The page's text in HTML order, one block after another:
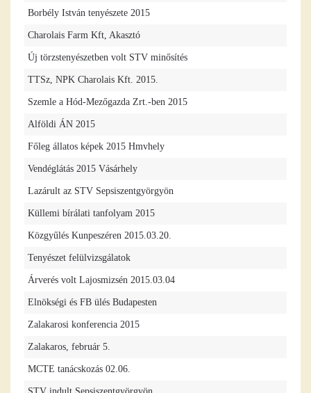
Borbély István tenyészete 2015
Charolais Farm Kft, Akasztó
Új törzstenyészetben volt STV minősítés
TTSz, NPK Charolais Kft. 2015.
Szemle a Hód-Mezőgazda Zrt.-ben 2015
Alföldi ÁN 2015
Főleg állatos képek 2015 Hmvhely
Vendéglátás 2015 Vásárhely
Lazárult az STV Sepsiszentgyörgyön
Küllemi bírálati tanfolyam 2015
Közgyűlés Kunpeszéren 2015.03.20.
Tenyészet felülvizsgálatok
Árverés volt Lajosmizsén 2015.03.04
Elnökségi és FB ülés Budapesten
Zalakarosi konferencia 2015
Zalakaros, február 5.
MCTE tanácskozás 02.06.